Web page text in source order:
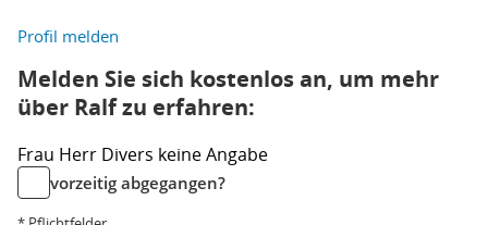
Profil melden
Melden Sie sich kostenlos an, um mehr
über Ralf zu erfahren:
Frau Herr Divers keine Angabe
vorzeitig abgegangen?